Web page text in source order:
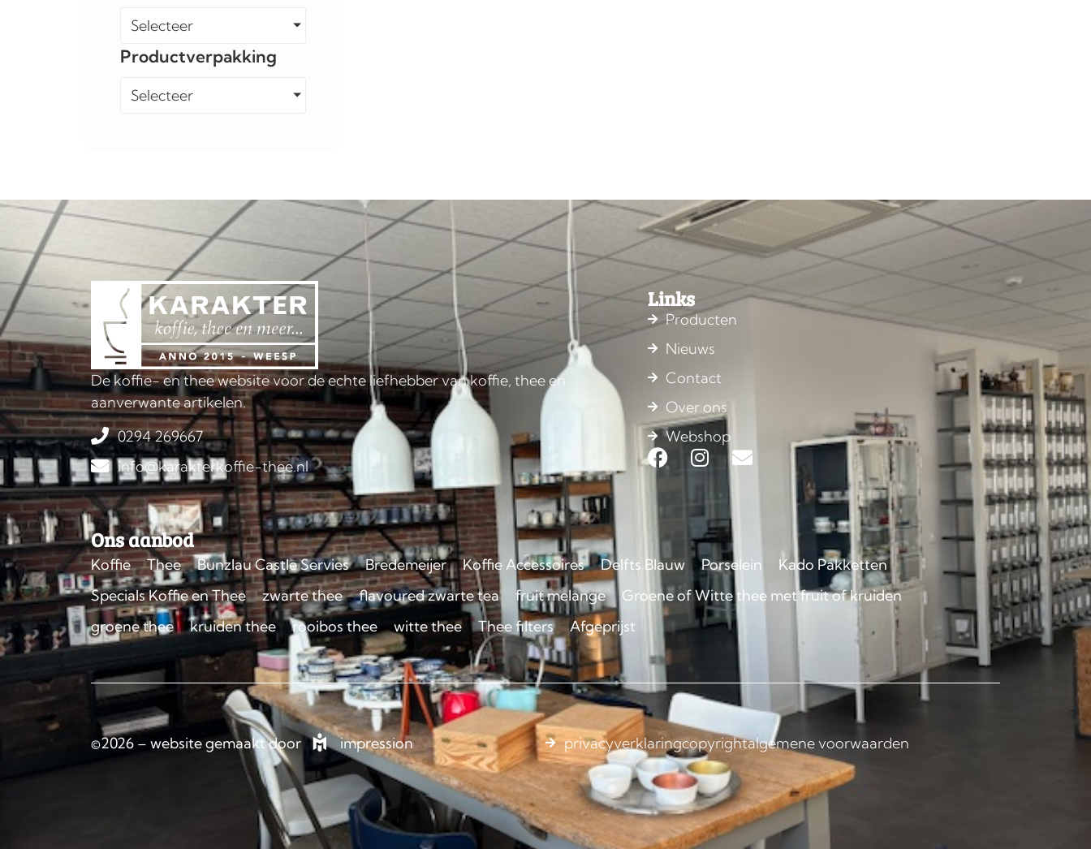
Selecteer
Productverpakking
Selecteer
De koffie- en thee website voor de echte liefhebber van koffie, thee en
aanverwante artikelen.
0294 269667
info@karakterkoffie-thee.nl
Links
Producten
Nieuws
Contact
Over ons
Webshop
Ons aanbod
Koffie Thee Bunzlau Castle Servies Bredemeijer Koffie Accessoires Delfts Blauw Porselein
Kado Pakketten
Specials Koffie en Thee
zwarte thee flavoured zwarte tea fruit melange
Groene of Witte thee met fruit of kruiden
groene thee
kruiden thee rooibos thee witte thee Thee filters Afgeprijst
©2026 – website gemaakt door impression privacyverklaringcopyrightalgemene voorwaarden